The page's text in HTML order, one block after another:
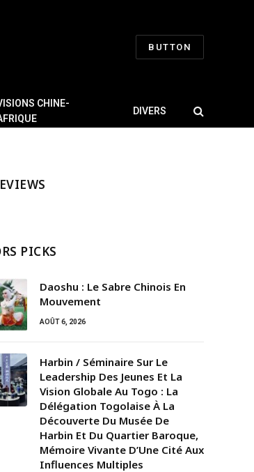
BUTTON
CHINE-
DIVERS
PICKS
Daoshu : Le Sabre Chinois En
Mouvement
AOÛT 6, 2026
Harbin / Séminaire Sur Le
Leadership Des Jeunes Et La
Vision Globale Au Togo : La
Délégation Togolaise À La
Découverte Du Musée De
Harbin Et Du Quartier Baroque,
Mémoire Vivante D’Une Cité Aux
Influences Multiples